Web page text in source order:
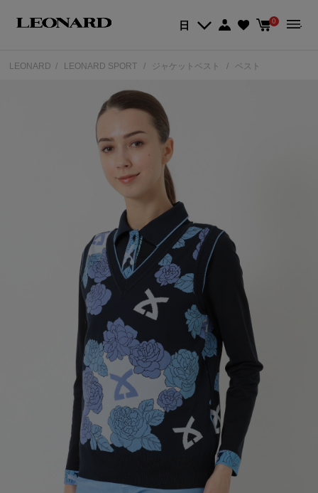
日 0
LEONARD LEONARD SPORT ジャケットベスト ベスト